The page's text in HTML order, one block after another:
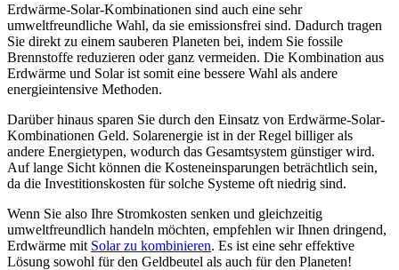
Erdwärme-Solar-Kombinationen sind auch eine sehr
umweltfreundliche Wahl, da sie emissionsfrei sind. Dadurch tragen
Sie direkt zu einem sauberen Planeten bei, indem Sie fossile
Brennstoffe reduzieren oder ganz vermeiden. Die Kombination aus
Erdwärme und Solar ist somit eine bessere Wahl als andere
energieintensive Methoden.
Darüber hinaus sparen Sie durch den Einsatz von Erdwärme-Solar-
Kombinationen Geld. Solarenergie ist in der Regel billiger als
andere Energietypen, wodurch das Gesamtsystem günstiger wird.
Auf lange Sicht können die Kosteneinsparungen beträchtlich sein,
da die Investitionskosten für solche Systeme oft niedrig sind.
Wenn Sie also Ihre Stromkosten senken und gleichzeitig
umweltfreundlich handeln möchten, empfehlen wir Ihnen dringend,
Erdwärme mit Solar zu kombinieren. Es ist eine sehr effektive
Lösung sowohl für den Geldbeutel als auch für den Planeten!